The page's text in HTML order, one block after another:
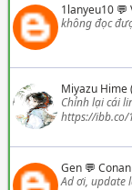
1lanyeu10💬
không đọc
Miyazu Hime
Chỉnh lại cái
https://ibb.co/
Gen💬
Ad ơi, update